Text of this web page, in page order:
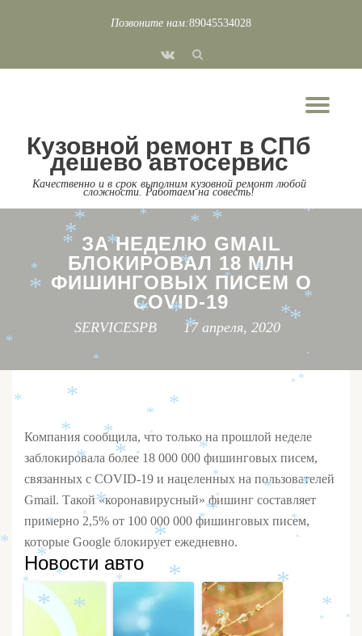
Позвоните нам:89045534028
fa-
Кузовной ремонт в СПб
дешево автосервис
Качественно и в срок выполним кузовной ремонт любой
сложности. Работаем на совесть!
ЗА НЕДЕЛЮ GMAIL
БЛОКИРОВАЛ 18 МЛН
ФИШИНГОВЫХ ПИСЕМ О
COVID-19
SERVICESPB 17 апреля, 2020
Компания сообщила, что только на прошлой неделе
заблокировала более 18 000 000 фишинговых писем,
связанных с COVID-19 и нацеленных на пользователей
Gmail. Такой «коронавирусный» фишинг составляет
примерно 2,5% от 100 000 000 фишинговых писем,
которые Google блокирует ежедневно.
Новости авто
*
*
*
*
*
*
*
*
*
*
*
*
*
*
*
*
*
*
*
*
*
*
*
*
*
*
*
*
*
*
*
*
*
*
*
*
*
*
*
*
*
*
*
*
*
*
*
*
*
*
*
*
*
*
*
*
*
*
*
*
*
*
*
*
*
*
*
*
*
* *
*
*
*
*
*
*